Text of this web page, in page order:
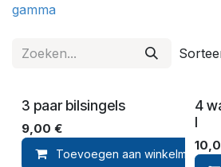
gamma
3 paar bilsingels
9,00 €
Toevoegen aan winkelmandje
4
l